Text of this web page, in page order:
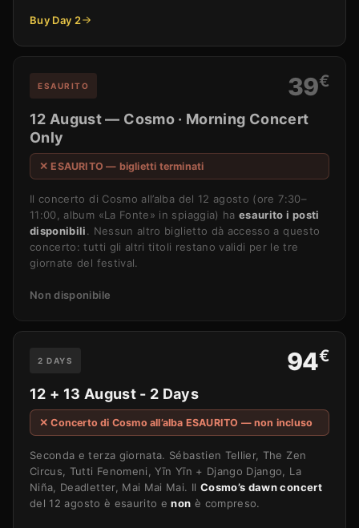
Buy Day 2
ESAURITO 39€
12 August — Cosmo · Morning Concert
Only
✕ ESAURITO — biglietti terminati
Il concerto di Cosmo all’alba del 12 agosto (ore 7:30–
11:00, album «La Fonte» in spiaggia) haesaurito i posti
disponibili. Nessun altro biglietto dà accesso a questo
concerto: tutti gli altri titoli restano validi per le tre
giornate del festival.
Non disponibile
2 DAYS 94€
12 + 13 August - 2 Days
✕ Concerto di Cosmo all’alba ESAURITO — non incluso
Seconda e terza giornata. Sébastien Tellier, The Zen
Circus, Tutti Fenomeni, Yīn Yīn + Django Django, La
Niña, Deadletter, Mai Mai Mai. Il Cosmo’s dawn concert
del 12 agosto è esaurito enon è compreso.